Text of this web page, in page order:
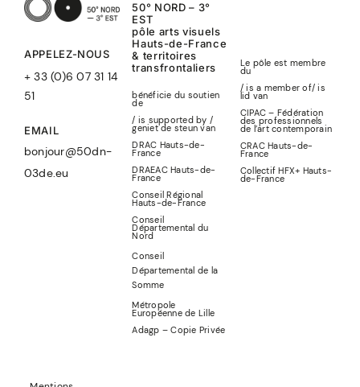
APPELEZ-NOUS
+ 33 (0)6 07 31 14
51
EMAIL
bonjour@50dn-
03de.eu
50° NORD – 3°
EST
pôle arts visuels
Hauts-de-France
& territoires
transfrontaliers
bénéficie du soutien
de
/ is supported by /
geniet de steun van
DRAC Hauts-de-
France
DRAEAC Hauts-de-
France
Conseil Régional
Hauts-de-France
Conseil
Départemental du
Nord
Conseil
Départemental de la
Somme
Métropole
Européenne de Lille
Adagp – Copie Privée
Le pôle est membre
du
/ is a member of/is
lid van
CIPAC – Fédération
des professionnels
de l’art contemporain
CRAC Hauts-de-
France
Collectif HFX+ Hauts-
de-France